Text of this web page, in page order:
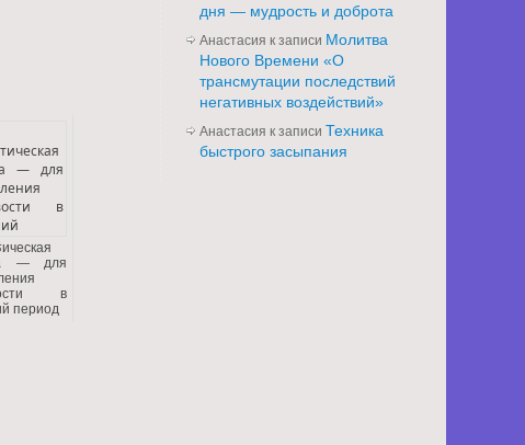
— для
в
период
дня — мудрость и доброта
Анастасия к записи Молитва
Нового Времени «О
трансмутации последствий
негативных воздействий»
Анастасия к записи Техника
быстрого засыпания